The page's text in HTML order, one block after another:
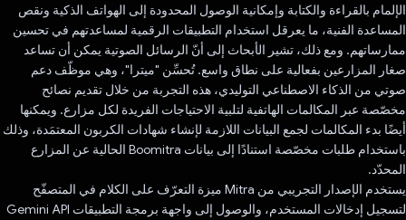
الإلمام بالقراءة والكتابة وإمكانية الوصول المحدودة إلى الهواتف الذكية ونقص
المساعدة الفنية، ما يعرقل استخدام التطبيقات الرقمية لمساعدتهم في تحسين
ممارساتهم. ومع ذلك، تشير الأبحاث إلى أنّ الرسائل الصوتية يمكن أن تساعد
صغار المزارعين بفعالية على نطاق واسع. تُحسِّن "ميترا"، وهي موظّف دعم
صوتي من الذكاء الاصطناعي التوليدي، هذه التجربة من خلال تقديم نصائح
مخصّصة عبر المكالمات الهاتفية لتلبية الاحتياجات الفريدة لكل مزارع. ويمكنها
أيضًا بدء المكالمات لجمع البيانات اللازمة لإنشاء شهادات الكربون المعتمَدة، وذلك
باستخدام طلبات مخصّصة استنادًا إلى بيانات Boomitra الحالية عن المزارع
المحدّد.
يستخدم الإصدار التجريبي من Mitra ميزة التعرّف على الكلام في المتصفّح
لتسجيل إدخالات المستخدم، والوصول إلى واجهة برمجة التطبيقات Gemini API